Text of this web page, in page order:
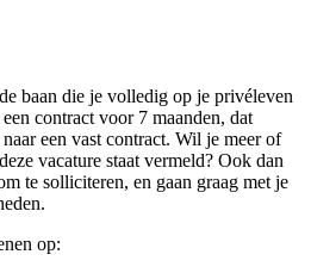
baan die je volledig op je privéleven
contract voor 7 maanden, dat
een vast contract. Wil je meer of
vacature staat vermeld? Ook dan
te solliciteren, en gaan graag met je
op: